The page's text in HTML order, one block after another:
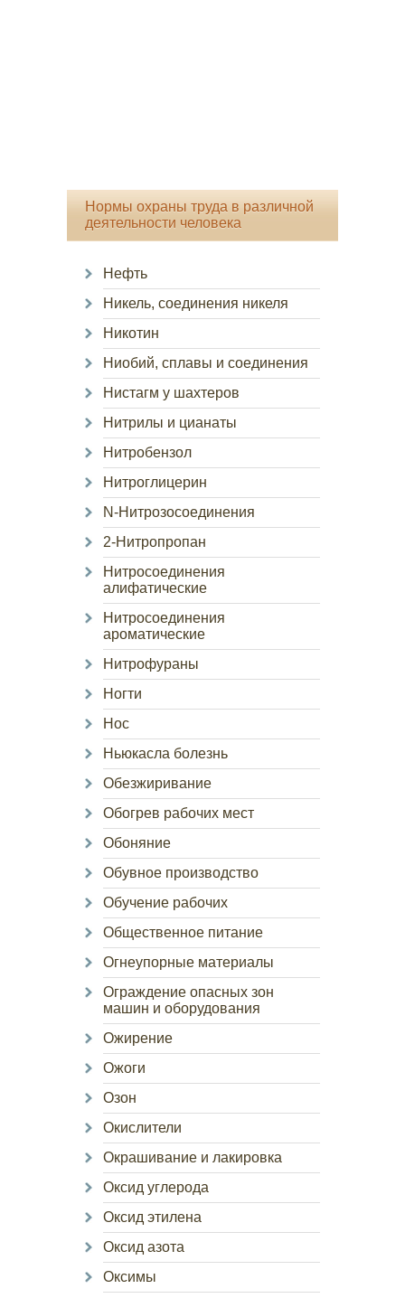
Нормы охраны труда в различной
деятельности человека
Нефть
Никель, соединения никеля
Никотин
Ниобий, сплавы и соединения
Нистагм у шахтеров
Нитрилы и цианаты
Нитробензол
Нитроглицерин
N-Нитрозосоединения
2-Нитропропан
Нитросоединения
алифатические
Нитросоединения
ароматические
Нитрофураны
Ногти
Нос
Ньюкасла болезнь
Обезжиривание
Обогрев рабочих мест
Обоняние
Обувное производство
Обучение рабочих
Общественное питание
Огнеупорные материалы
Ограждение опасных зон
машин и оборудования
Ожирение
Ожоги
Озон
Окислители
Окрашивание и лакировка
Оксид углерода
Оксид этилена
Оксид азота
Оксимы